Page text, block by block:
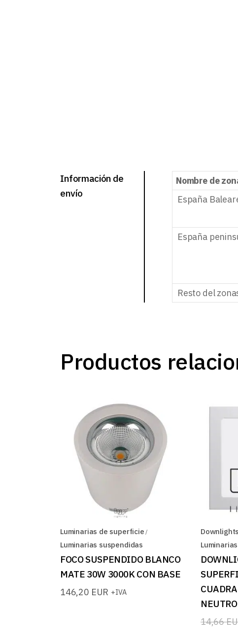
Información de
envío
Nombre de
España
España
Resto del
Productos
Luminarias de superficie
Luminarias suspendidas
FOCO SUSPENDIDO BLANCO
MATE 30W 3000K CON BASE
146,20 EUR +IVA
NEUTRO
14,66
El
El